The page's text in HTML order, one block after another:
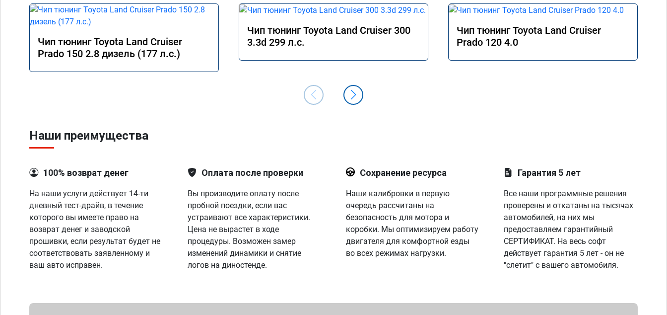
Чип тюнинг Toyota Land Cruiser
Prado 150 2.8 дизель (177 л.с.)
Чип тюнинг Toyota Land Cruiser 300
3.3d 299 л.с.
Чип тюнинг Toyota Land Cruiser
Prado 120 4.0
Наши преимущества
100% возврат денег
На наши услуги действует 14-ти
дневный тест-драйв, в течение
которого вы имеете право на
возврат денег и заводской
прошивки, если результат будет не
соответствовать заявленному и
ваш авто исправен.
Оплата после проверки
Вы производите оплату после
пробной поездки, если вас
устраивают все характеристики.
Цена не вырастет в ходе
процедуры. Возможен замер
изменений динамики и снятие
логов на диностенде.
Сохранение ресурса
Наши калибровки в первую
очередь рассчитаны на
безопасность для мотора и
коробки. Мы оптимизируем работу
двигателя для комфортной езды
во всех режимах нагрузки.
Гарантия 5 лет
Все наши программные решения
проверены и откатаны на тысячах
автомобилей, на них мы
предоставляем гарантийный
СЕРТИФИКАТ. На весь софт
действует гарантия 5 лет - он не
"слетит" с вашего автомобиля.